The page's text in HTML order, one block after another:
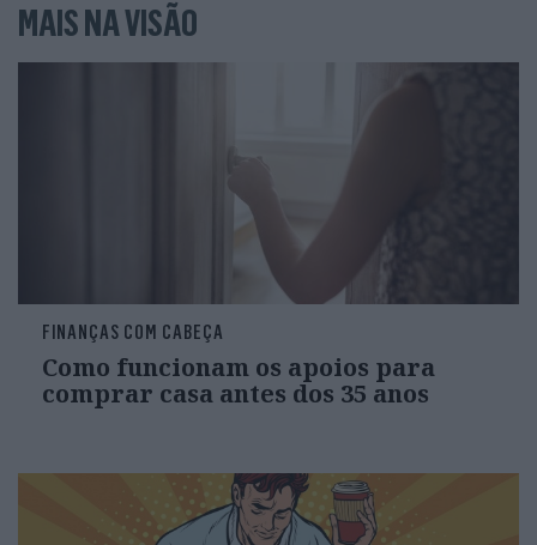
MAIS NA VISÃO
FINANÇAS COM CABEÇA
Como funcionam os apoios para
comprar casa antes dos 35 anos